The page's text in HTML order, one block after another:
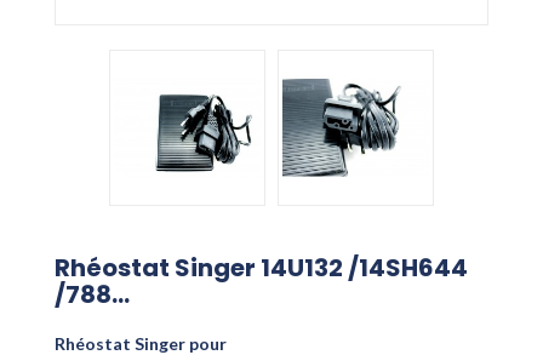
Rhéostat Singer 14U132 /14SH644
/788...
Rhéostat Singer pour